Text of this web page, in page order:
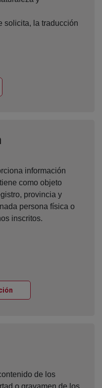
solicita, la traducción
nueva
información
como objeto
provincia y
persona física o
inscritos.
de los